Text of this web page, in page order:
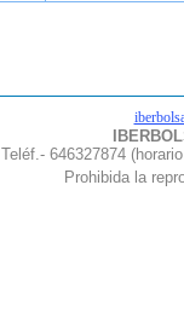
Teléf.- 646327874
Prohibida la